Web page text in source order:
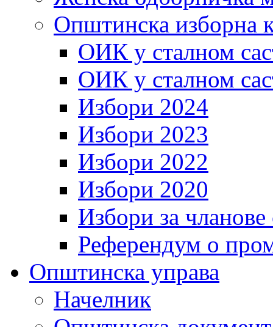
Општинска изборна
ОИК у сталном
ОИК у сталном
Избори 2024
Избори 2023
Избори 2022
Избори 2020
Избори за
Референдум о
Општинска управа
Начелник